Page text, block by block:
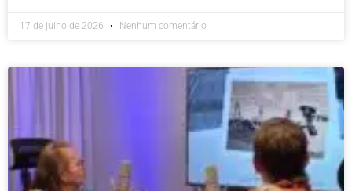
17 de julho de 2026 Nenhum comentário